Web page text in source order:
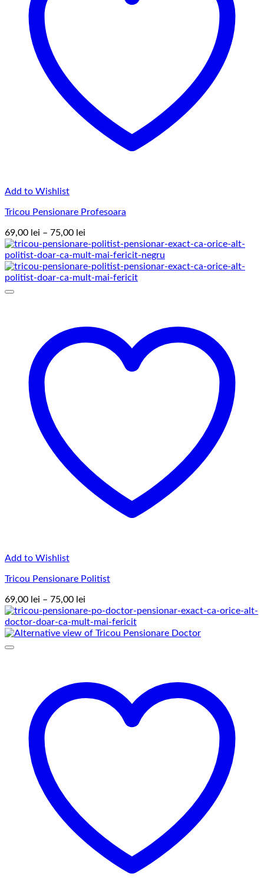
Add to Wishlist
Tricou Pensionare Profesoara
69,00 lei – 75,00 lei
de
prețuri:
69,00 lei
până
Add to Wishlist
Tricou Pensionare Politist
69,00 lei – 75,00 lei
de
prețuri:
69,00 lei